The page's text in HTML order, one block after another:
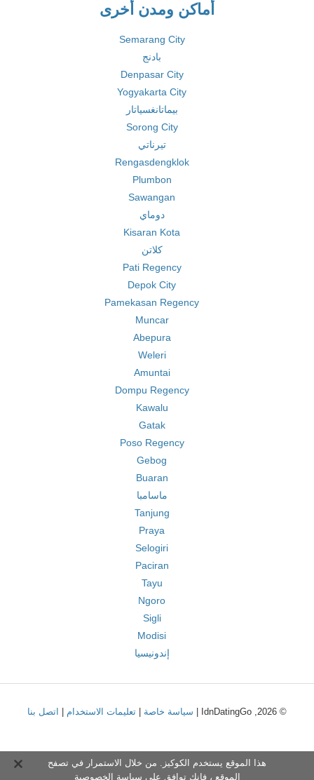
أماكن ومدن أخرى
Semarang City
بادنج
Denpasar City
Yogyakarta City
بيماتانغسياتار
Sorong City
تيرناتي
Rengasdengklok
Plumbon
Sawangan
دوماي
Kisaran Kota
كلاتن
Pati Regency
Depok City
Pamekasan Regency
Muncar
Abepura
Weleri
Amuntai
Dompu Regency
Kawalu
Gatak
Poso Regency
Gebog
Buaran
ماسامبا
Tanjung
Praya
Selogiri
Paciran
Tayu
Ngoro
Sigli
Modisi
إندونيسيا
© 2026, IdnDatingGo | سياسة خاصة تعليمات الاستخدام اتصل بنا
هذا الموقع يستخدم الكوكيز. من خلال الاستمرار في تصفح
الموقع ، فإنك توافق على سياسة الخصوصية